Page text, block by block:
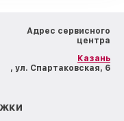
Адрес сервисного
центра
Казань
, ул. Спартаковская, 6